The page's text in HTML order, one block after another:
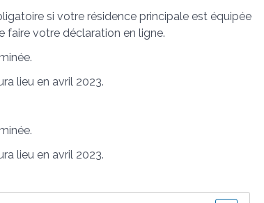
si votre résidence principale est équipée
faire votre déclaration en ligne.
lieu en avril 2023.
lieu en avril 2023.